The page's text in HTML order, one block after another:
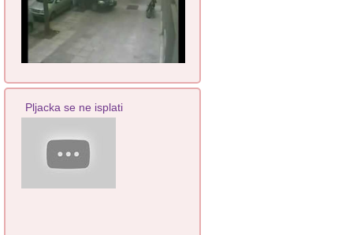
Pljacka se ne isplati